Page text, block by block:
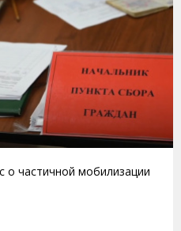
частичной мобилизации